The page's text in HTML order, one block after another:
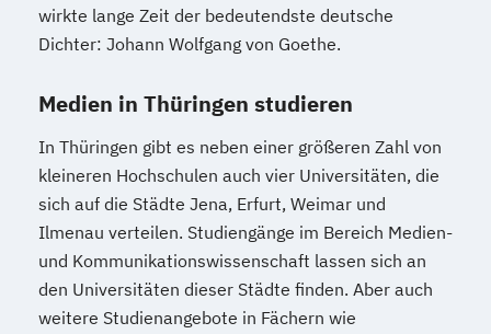
wirkte lange Zeit der bedeutendste deutsche
Dichter: Johann Wolfgang von Goethe.
Medien in Thüringen studieren
In Thüringen gibt es neben einer größeren Zahl von
kleineren Hochschulen auch vier Universitäten, die
sich auf die Städte Jena, Erfurt, Weimar und
Ilmenau verteilen. Studiengänge im Bereich Medien-
und Kommunikationswissenschaft lassen sich an
den Universitäten dieser Städte finden. Aber auch
weitere Studienangebote in Fächern wie